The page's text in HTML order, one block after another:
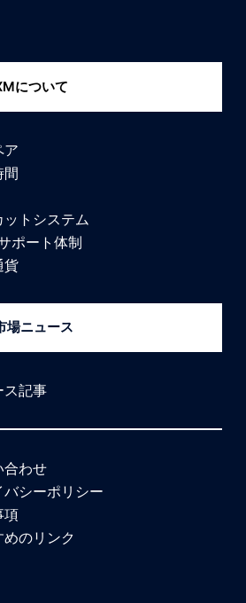
について
ア
間
ットシステム
ポート体制
貨
場ニュース
ス記事
合わせ
バシーポリシー
項
めのリンク